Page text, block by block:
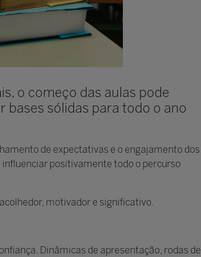
o começo das aulas pode
sólidas para todo o ano
de expectativas e o engajamento dos
influenciar positivamente todo o percurso
motivador e significativo.
Dinâmicas de apresentação, rodas de